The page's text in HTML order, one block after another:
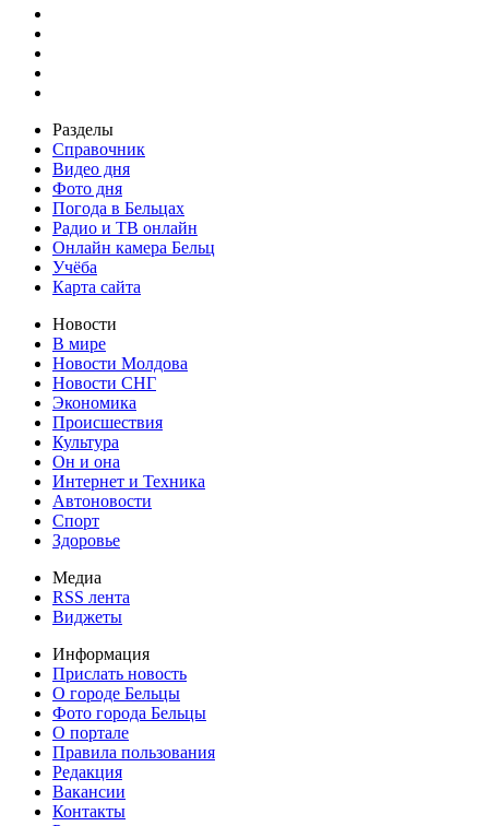
Разделы
Справочник
Видео дня
Фото дня
Погода в Бельцах
Радио и ТВ онлайн
Онлайн камера Бельц
Учёба
Карта сайта
Новости
В мире
Новости Молдова
Новости СНГ
Экономика
Происшествия
Культура
Он и она
Интернет и Техника
Автоновости
Спорт
Здоровье
Медиа
RSS лента
Виджеты
Информация
Прислать новость
О городе Бельцы
Фото города Бельцы
О портале
Правила пользования
Редакция
Вакансии
Контакты